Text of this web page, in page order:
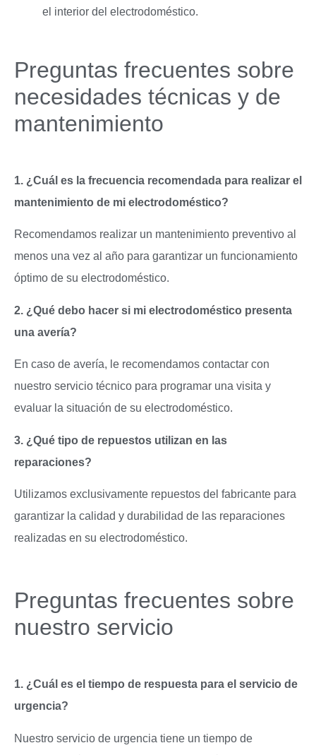
el interior del electrodoméstico.
Preguntas frecuentes sobre
necesidades técnicas y de
mantenimiento
1. ¿Cuál es la frecuencia recomendada para realizar el
mantenimiento de mi electrodoméstico?
Recomendamos realizar un mantenimiento preventivo al
menos una vez al año para garantizar un funcionamiento
óptimo de su electrodoméstico.
2. ¿Qué debo hacer si mi electrodoméstico presenta
una avería?
En caso de avería, le recomendamos contactar con
nuestro servicio técnico para programar una visita y
evaluar la situación de su electrodoméstico.
3. ¿Qué tipo de repuestos utilizan en las
reparaciones?
Utilizamos exclusivamente repuestos del fabricante para
garantizar la calidad y durabilidad de las reparaciones
realizadas en su electrodoméstico.
Preguntas frecuentes sobre
nuestro servicio
1. ¿Cuál es el tiempo de respuesta para el servicio de
urgencia?
Nuestro servicio de urgencia tiene un tiempo de